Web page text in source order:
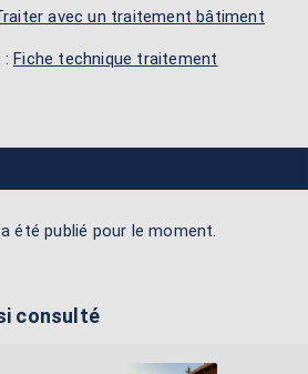
avec un traitement bâtiment
:Fiche technique traitement
été publié pour le moment.
consulté